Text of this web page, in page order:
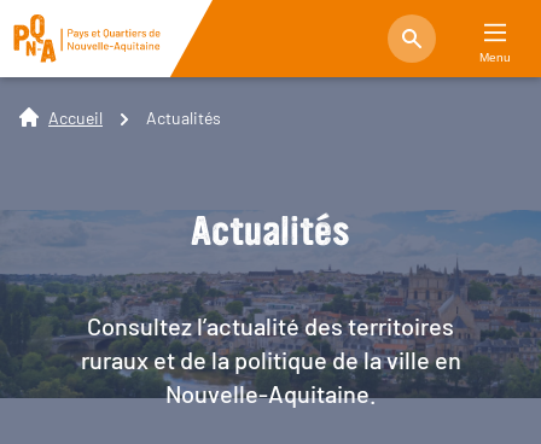
Menu
Accueil Actualités
Actualités
Consultez l’actualité des territoires
ruraux et de la politique de la ville en
Nouvelle-Aquitaine.